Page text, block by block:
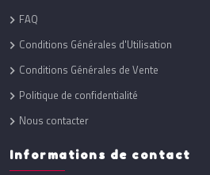
FAQ
Conditions Générales d'Utilisation
Conditions Générales de Vente
Politique de confidentialité
Nous contacter
Informations de contact